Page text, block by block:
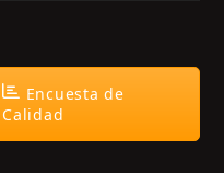
Encuesta de
Calidad